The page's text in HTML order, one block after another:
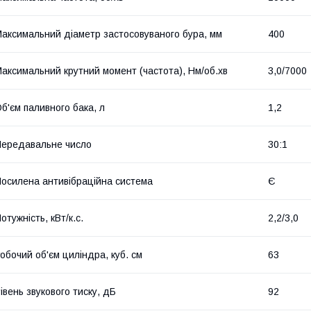
діаметр застосовуваного бура, мм 400
крутний момент (частота), Нм/об.хв 3,0/7000
паливного бака, л 1,2
число 30:1
антивібраційна система Є
кВт/к.с. 2,2/3,0
об'єм циліндра, куб. см 63
звукового тиску, дБ 92